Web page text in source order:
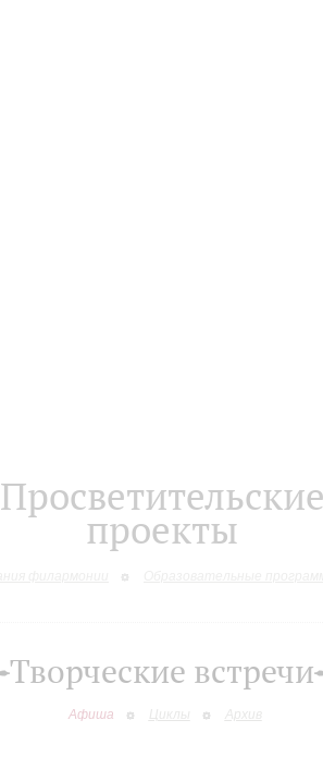
Просветительские
проекты
Творческие встречи
Афиша Циклы Архив